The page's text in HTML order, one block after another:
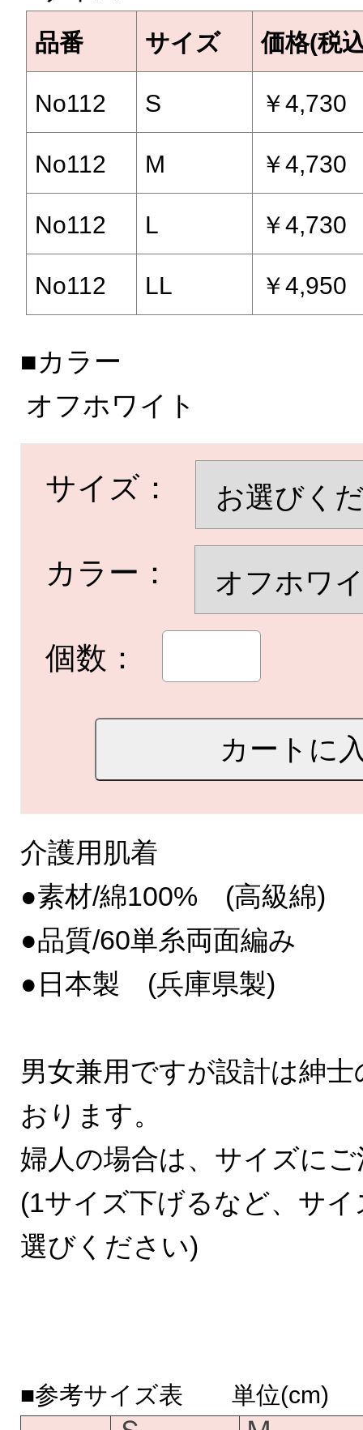
品番 サイズ 価格(税
No112 S ￥4,730
No112 M ￥4,730
No112 L ￥4,730
No112 LL ￥4,950
■カラー
オフホワイト
サイズ：
カラー：
個数：
介護用肌着
●素材/綿100% (高級綿)
●品質/60単糸両面編み
●日本製 (兵庫県製)
男女兼用ですが設計は紳
おります。
婦人の場合は、サイズに
(1サイズ下げるなど、サ
選びください)
■参考サイズ表 単位(cm)